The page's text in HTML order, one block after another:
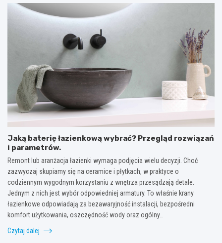
Jaką baterię łazienkową wybrać? Przegląd rozwiązań
i parametrów.
Remont lub aranżacja łazienki wymaga podjęcia wielu decyzji. Choć
zazwyczaj skupiamy się na ceramice i płytkach, w praktyce o
codziennym wygodnym korzystaniu z wnętrza przesądzają detale.
Jednym z nich jest wybór odpowiedniej armatury. To właśnie krany
łazienkowe odpowiadają za bezawaryjność instalacji, bezpośredni
komfort użytkowania, oszczędność wody oraz ogólny…
Czytaj dalej